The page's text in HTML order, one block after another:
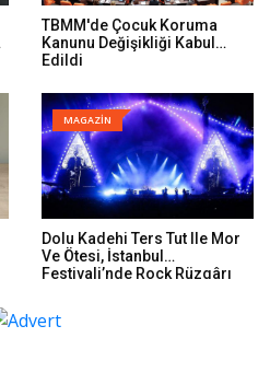
TBMM'de Çocuk Koruma
Kanunu Değişikliği Kabul
Edildi
MAGAZİN
Dolu Kadehi Ters Tut Ile Mor
Ve Ötesi, İstanbul
Festivali’nde Rock Rüzgârı